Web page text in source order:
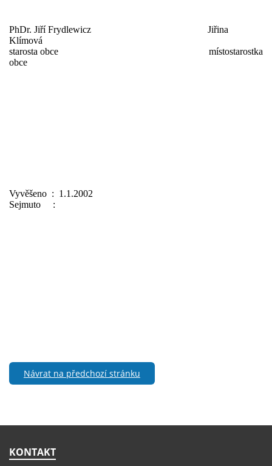
PhDr. Jiří Frydlewicz Jiřina
Klímová
starosta obce místostarostka
obce
Vyvěšeno : 1.1.2002
Sejmuto :
Návrat na předchozí stránku
KONTAKT